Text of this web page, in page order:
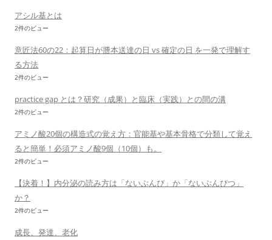
アシル基とは
2件のビュー
意匠法60の22：起算日が謄本送達の日 vs 確定の日 を一発で理解す
る方法
2件のビュー
practice gap とは？研究（成果）と臨床（実践）との間の溝
2件のビュー
アミノ酸20個の構造式の覚え方：官能基や基本骨格で分類して覚え
ると簡単！必須アミノ酸9個（10個）も。
2件のビュー
【決着！】内分泌の読み方は「ないぶんぴ」か「ないぶんぴつ」
か？
2件のビュー
成長、発達、老化